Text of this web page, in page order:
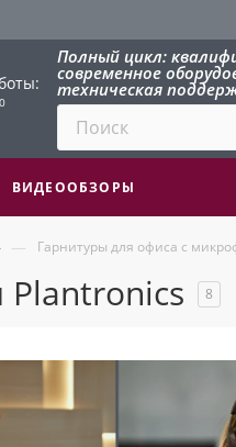
Полный цикл:
современное
техническая
ВИДЕООБЗОРЫ
— Гарнитуры для офиса с
8